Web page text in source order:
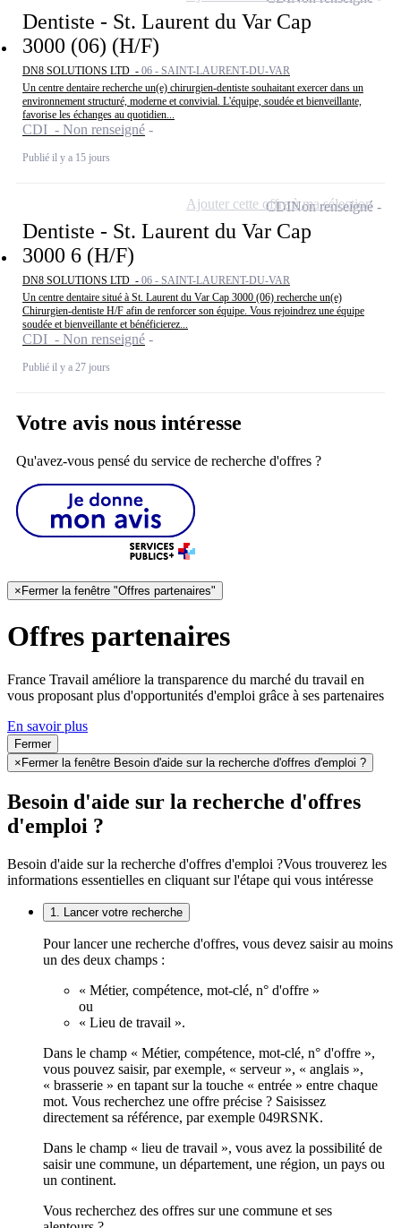
Dentiste - St. Laurent du Var Cap
3000 (06) (H/F)
DN8 SOLUTIONS LTD - 06 - SAINT-LAURENT-DU-VAR
Un centre dentaire recherche un(e) chirurgien-dentiste souhaitant exercer dans un
environnement structuré, moderne et convivial. L'équipe, soudée et bienveillante,
favorise les échanges au quotidien...
CDI - Non renseigné
Publié il y a 15 jours
Dentiste - St. Laurent du Var Cap
3000 6 (H/F)
DN8 SOLUTIONS LTD - 06 - SAINT-LAURENT-DU-VAR
Un centre dentaire situé à St. Laurent du Var Cap 3000 (06) recherche un(e)
Chirurgien-dentiste H/F afin de renforcer son équipe. Vous rejoindrez une équipe
soudée et bienveillante et bénéficierez...
CDI - Non renseigné
Publié il y a 27 jours
CDINon renseigné
Ajouter cette offre à ma sélection
Votre avis nous intéresse
Qu'avez-vous pensé du service de recherche d'offres ?
× Fermer la fenêtre "Offres partenaires"
Offres partenaires
France Travail améliore la transparence du marché du travail en
vous proposant plus d'opportunités d'emploi grâce à ses partenaires
En savoir plus
Fermer
× Fermer la fenêtre Besoin d'aide sur la recherche d'offres d'emploi ?
Besoin d'aide sur la recherche d'offres
d'emploi ?
Besoin d'aide sur la recherche d'offres d'emploi ?Vous trouverez les
informations essentielles en cliquant sur l'étape qui vous intéresse
1. Lancer votre recherche
Pour lancer une recherche d'offres, vous devez saisir au moins
un des deux champs :
« Métier, compétence, mot-clé, n° d'offre »
ou
« Lieu de travail ».
Dans le champ « Métier, compétence, mot-clé, n° d'offre »,
vous pouvez saisir, par exemple, « serveur », « anglais »,
« brasserie » en tapant sur la touche « entrée » entre chaque
mot. Vous recherchez une offre précise ? Saisissez
directement sa référence, par exemple 049RSNK.
Dans le champ « lieu de travail », vous avez la possibilité de
saisir une commune, un département, une région, un pays ou
un continent.
Vous recherchez des offres sur une commune et ses